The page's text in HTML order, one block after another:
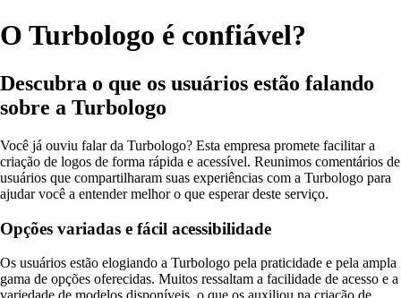
O Turbologo é confiável?
Descubra o que os usuários estão falando
sobre a Turbologo
Você já ouviu falar da Turbologo? Esta empresa promete facilitar a
criação de logos de forma rápida e acessível. Reunimos comentários de
usuários que compartilharam suas experiências com a Turbologo para
ajudar você a entender melhor o que esperar deste serviço.
Opções variadas e fácil acessibilidade
Os usuários estão elogiando a Turbologo pela praticidade e pela ampla
gama de opções oferecidas. Muitos ressaltam a facilidade de acesso e a